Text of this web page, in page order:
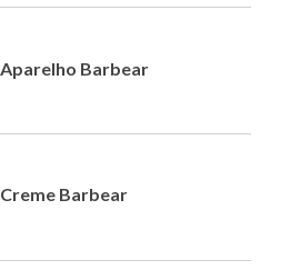
Aparelho Barbear
Creme Barbear